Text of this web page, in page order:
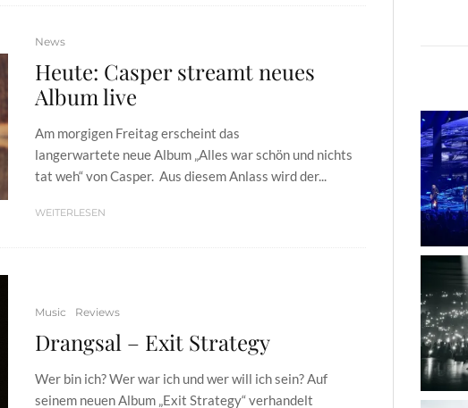
News
Heute: Casper streamt neues
Album live
Am morgigen Freitag erscheint das
langerwartete neue Album „Alles war schön und nichts
tat weh“ von Casper. Aus diesem Anlass wird der...
WEITERLESEN
Music Reviews
Drangsal – Exit Strategy
Wer bin ich? Wer war ich und wer will ich sein? Auf
seinem neuen Album „Exit Strategy“ verhandelt